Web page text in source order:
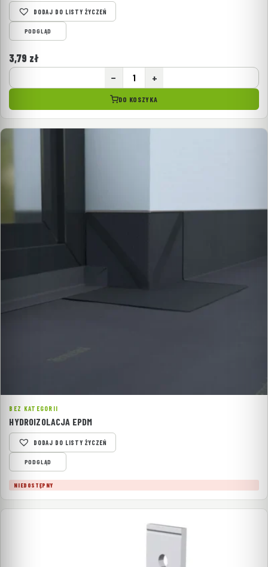
DODAJ DO LISTY ŻYCZEŃ
PODGLĄD
3,79 zł
− +
DO KOSZYKA
BEZ KATEGORII
HYDROIZOLACJA EPDM
DODAJ DO LISTY ŻYCZEŃ
PODGLĄD
NIEDOSTĘPNY